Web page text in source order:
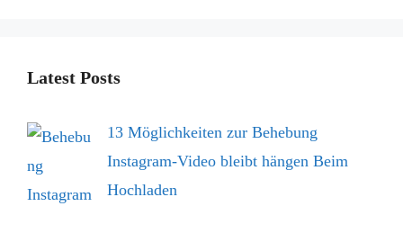
Latest Posts
13 Möglichkeiten zur Behebung
Instagram-Video bleibt hängen Beim
Hochladen